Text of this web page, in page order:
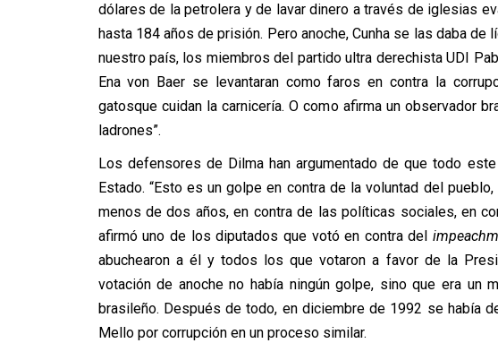
dólares de la petrolera y de lavar dinero a través de iglesias
hasta 184 años de prisión. Pero anoche, Cunha se las daba de
nuestro país, los miembros del partido ultra derechista UDI
Ena von Baer se levantaran como faros en contra la
gatosque cuidan la carnicería. O como afirma un observador
ladrones”.
Los defensores de Dilma han argumentado de que todo
Estado. “Esto es un golpe en contra de la voluntad del
menos de dos años, en contra de las políticas sociales, en
afirmó uno de los diputados que votó en contra del
abuchearon a él y todos los que votaron a favor de la
votación de anoche no había ningún golpe, sino que era un
brasileño. Después de todo, en diciembre de 1992 se había
Mello por corrupción en un proceso similar.